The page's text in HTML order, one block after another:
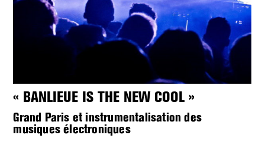
« BANLIEUE IS THE NEW COOL »
Grand Paris et instrumentalisation des
musiques électroniques